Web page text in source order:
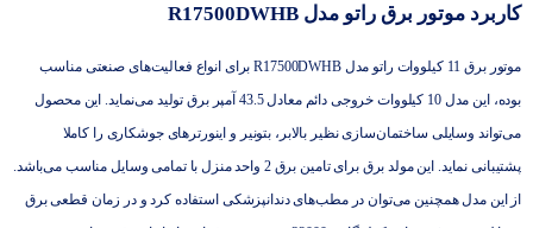
کاربرد موتور برق راتو مدل R17500DWHB
موتور برق 11 کیلووات راتو مدل R17500DWHB برای انواع فعالیت‌های صنعتی مناسب
بوده، این مدل 10 کیلووات خروجی دائم معادل 43.5 آمپر برق تولید می‌نماید. این محصول
می‌تواند وسایلی ساختمان‌سازی نظیر بالابر، بتونیر و اینورتر‌های جوشکاری را کاملا
پشتیبانی ‌نماید. این مولد برق برای تامین برق 2 واحد منزل با تمامی وسایل مناسب می‌باشد.
از این مدل همچنین می‌توان در مطب‌های دندانپزشکی استفاده کرد و در زمان قطعی برق